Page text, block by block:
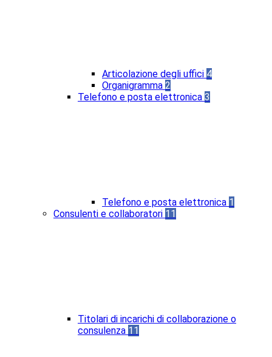
Articolazione degli uffici 4
Organigramma 2
Telefono e posta elettronica 3
Telefono e posta elettronica 1
Consulenti e collaboratori 11
Titolari di incarichi di collaborazione o
consulenza 11